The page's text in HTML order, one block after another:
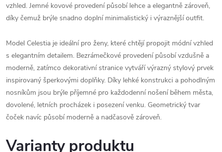
vzhled. Jemné kovové provedení působí lehce a elegantně zároveň,
díky čemuž brýle snadno doplní minimalistický i výraznější outfit.
Model Celestia je ideální pro ženy, které chtějí propojit módní vzhled
s elegantním detailem. Bezrámečkové provedení působí vzdušně a
moderně, zatímco dekorativní stranice vytváří výrazný stylový prvek
inspirovaný šperkovými doplňky. Díky lehké konstrukci a pohodlným
nosníkům jsou brýle příjemné pro každodenní nošení během města,
dovolené, letních procházek i posezení venku. Geometrický tvar
čoček navíc působí moderně a nadčasově zároveň.
Varianty produktu